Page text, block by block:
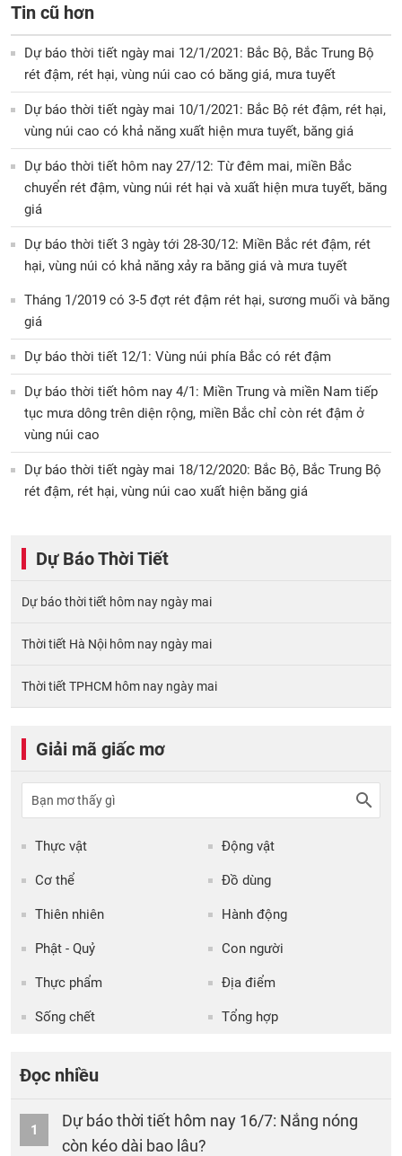
Tin cũ hơn
Dự báo thời tiết ngày mai 12/1/2021: Bắc Bộ, Bắc Trung Bộ
rét đậm, rét hại, vùng núi cao có băng giá, mưa tuyết
Dự báo thời tiết ngày mai 10/1/2021: Bắc Bộ rét đậm, rét hại,
vùng núi cao có khả năng xuất hiện mưa tuyết, băng giá
Dự báo thời tiết hôm nay 27/12: Từ đêm mai, miền Bắc
chuyển rét đậm, vùng núi rét hại và xuất hiện mưa tuyết, băng
giá
Dự báo thời tiết 3 ngày tới 28-30/12: Miền Bắc rét đậm, rét
hại, vùng núi có khả năng xảy ra băng giá và mưa tuyết
Tháng 1/2019 có 3-5 đợt rét đậm rét hại, sương muối và băng
giá
Dự báo thời tiết 12/1: Vùng núi phía Bắc có rét đậm
Dự báo thời tiết hôm nay 4/1: Miền Trung và miền Nam tiếp
tục mưa dông trên diện rộng, miền Bắc chỉ còn rét đậm ở
vùng núi cao
Dự báo thời tiết ngày mai 18/12/2020: Bắc Bộ, Bắc Trung Bộ
rét đậm, rét hại, vùng núi cao xuất hiện băng giá
Dự Báo Thời Tiết
Dự báo thời tiết hôm nay ngày mai
Thời tiết Hà Nội hôm nay ngày mai
Thời tiết TPHCM hôm nay ngày mai
Giải mã giấc mơ
Thực vật Động vật
Cơ thể Đồ dùng
Thiên nhiên Hành động
Phật - Quỷ Con người
Thực phẩm Địa điểm
Sống chết Tổng hợp
Đọc nhiều
1
Dự báo thời tiết hôm nay 16/7: Nắng nóng
còn kéo dài bao lâu?